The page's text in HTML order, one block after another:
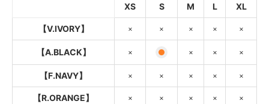
SOLD OUT
×
【F.NAVY】
SOLD OUT
【R.ORANGE】
SOLD OUT
XS
S M L XL
【V.IVORY】 × × × × ×
【A.BLACK】 × × × ×
【F.NAVY】 × × × × ×
【R.ORANGE】 × × × × ×